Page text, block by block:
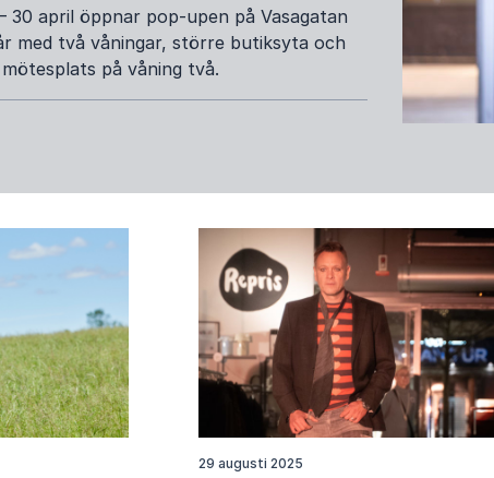
30 april öppnar pop-upen på Vasagatan
med två våningar, större butiksyta och
på våning två.
29 augusti 2025